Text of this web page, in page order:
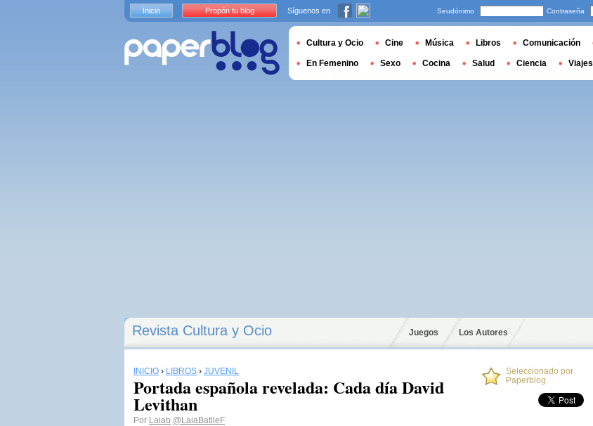
Revista Cultura y Ocio Juegos Los Autores
INICIO › LIBROS › JUVENIL
Portada española revelada: Cada día David
Levithan
Por Laiab @LaiaBatlleF
Seleccionado por
Paperblog
Inicio Propón tu blog Síguenos en Seudónimo Contraseña
Cultura y Ocio Cine Música Libros Comunicación
En Femenino Sexo Cocina Salud Ciencia Viajes